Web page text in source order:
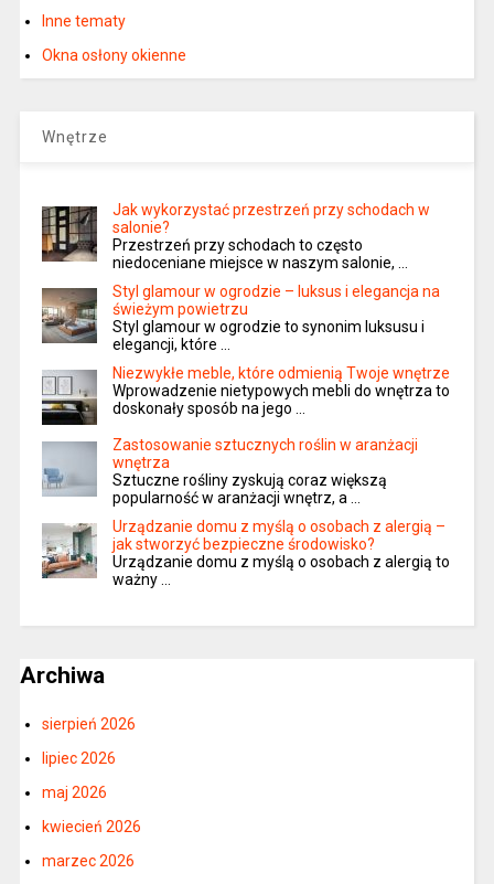
Inne tematy
Okna osłony okienne
Wnętrze
Jak wykorzystać przestrzeń przy schodach w
salonie?
Przestrzeń przy schodach to często
niedoceniane miejsce w naszym salonie, …
Styl glamour w ogrodzie – luksus i elegancja na
świeżym powietrzu
Styl glamour w ogrodzie to synonim luksusu i
elegancji, które …
Niezwykłe meble, które odmienią Twoje wnętrze
Wprowadzenie nietypowych mebli do wnętrza to
doskonały sposób na jego …
Zastosowanie sztucznych roślin w aranżacji
wnętrza
Sztuczne rośliny zyskują coraz większą
popularność w aranżacji wnętrz, a …
Urządzanie domu z myślą o osobach z alergią –
jak stworzyć bezpieczne środowisko?
Urządzanie domu z myślą o osobach z alergią to
ważny …
Archiwa
sierpień 2026
lipiec 2026
maj 2026
kwiecień 2026
marzec 2026